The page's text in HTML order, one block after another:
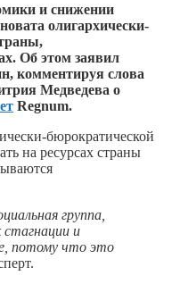
и снижении
олигархически-
Об этом заявил
комментируя слова
Медведева о
Regnum.
бюрократической
на ресурсах страны
группа,
стагнации и
потому что это